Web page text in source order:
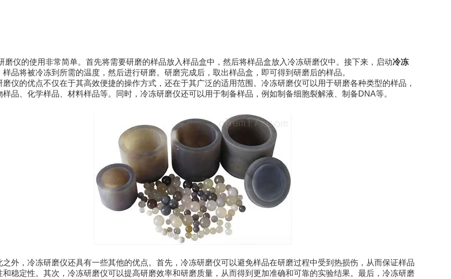
仪的使用非常简单。首先将需要研磨的样品放入样品盒中，然后将样品盒放入冷冻研磨仪中。接下来，启动冷冻
样品将被冷冻到所需的温度，然后进行研磨。研磨完成后，取出样品盒，即可得到研磨后的样品。
仪的优点不仅在于其高效便捷的操作方式，还在于其广泛的适用范围。冷冻研磨仪可以用于研磨各种类型的样品，
样品、化学样品、材料样品等。同时，冷冻研磨仪还可以用于制备样品，例如制备细胞裂解液、制备DNA等。
，冷冻研磨仪还具有一些其他的优点。首先，冷冻研磨仪可以避免样品在研磨过程中受到热损伤，从而保证样品
和稳定性。其次，冷冻研磨仪可以提高研磨效率和研磨质量，从而得到更加准确和可靠的实验结果。最后，冷冻研磨